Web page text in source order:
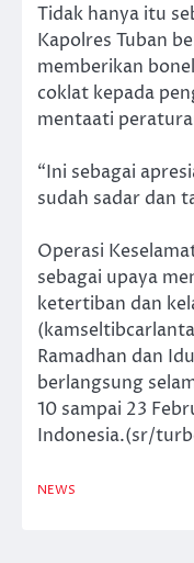
Tidak hanya itu
Kapolres Tuban
memberikan
coklat kepada
mentaati
“Ini sebagai
sudah sadar dan
Operasi
sebagai upaya
ketertiban dan
Ramadhan dan
berlangsung
10 sampai 23
Indonesia.(sr/
NEWS